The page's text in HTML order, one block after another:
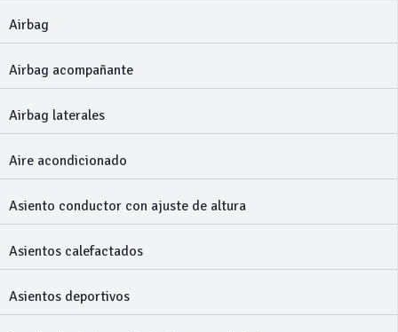
Airbag
Airbag acompañante
Airbag laterales
Aire acondicionado
Asiento conductor con ajuste de altura
Asientos calefactados
Asientos deportivos